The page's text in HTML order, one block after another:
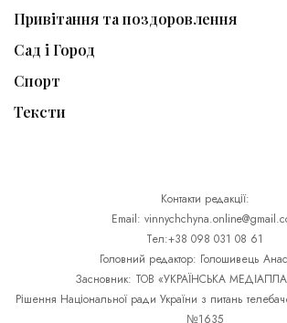
Привітання та поздоровлення
Сад і Город
Спорт
Тексти
Контакти редакції:
Email:
Тел:+38 098 031 08 61
Головний редактор: Голошивець
Засновник: ТОВ «УКРАЇНСЬКА
Рішення Національної ради України з питань
№1635